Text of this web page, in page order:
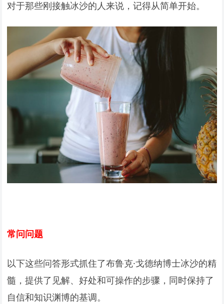
对于那些刚接触冰沙的人来说，记得从简单开始。
常问问题
以下这些问答形式抓住了布鲁克·戈德纳博士冰沙的精
髓，提供了见解、好处和可操作的步骤，同时保持了
自信和知识渊博的基调。